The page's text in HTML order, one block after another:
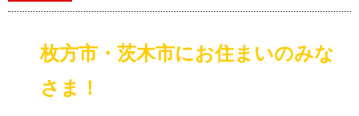
枚方市・茨木市にお住まいのみな
さま！